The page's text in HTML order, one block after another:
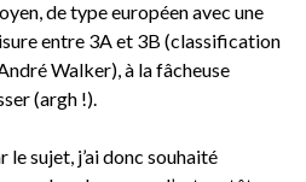
de type européen avec une
entre 3A et 3B (classification
Walker), à la fâcheuse
(argh !).
sujet, j’ai donc souhaité